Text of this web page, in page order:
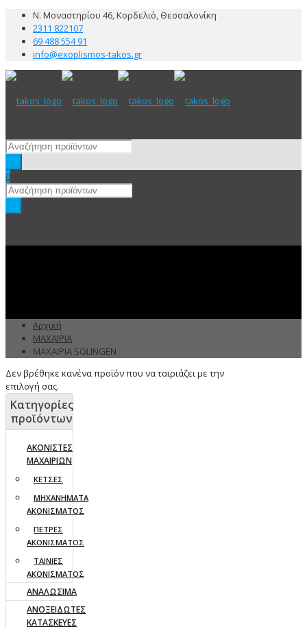
Ν. Μοναστηρίου 46, Κορδελιό, Θεσσαλονίκη
2311 822107
69 488 554 91
info@exoplismos-takos.gr
0
Αρχική
ΜΑΧΑΙΡΙΑ
ΜΑΧΑΙΡΙΑ SOLINGEN
Δεν βρέθηκε κανένα προϊόν που να ταιριάζει με την
επιλογή σας.
Κατηγορίες
προϊόντων
ΑΚΟΝΙΣΤΕΣ
ΜΑΧΑΙΡΙΩΝ
ΚΕΤΣΕΣ
ΜΗΧΑΝΗΜΑΤΑ
ΑΚΟΝΙΣΜΑΤΟΣ
ΠΕΤΡΕΣ
ΑΚΟΝΙΣΜΑΤΟΣ
ΤΑΙΝΙΕΣ
ΑΚΟΝΙΣΜΑΤΟΣ
ΑΝΑΛΩΣΙΜΑ
ΑΝΟΞΕΙΔΩΤΕΣ
ΚΑΤΑΣΚΕΥΕΣ